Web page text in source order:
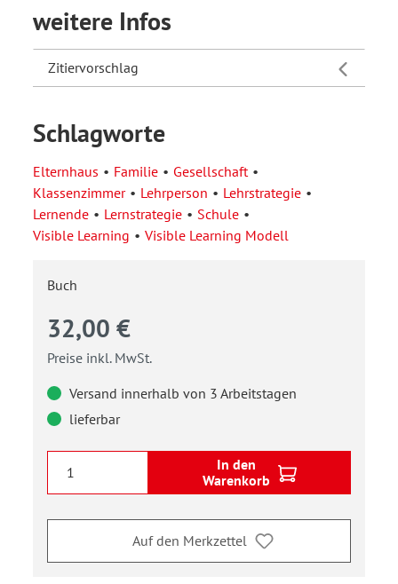
weitere Infos
Zitiervorschlag
Schlagworte
Elternhaus Familie
Gesellschaft
Klassenzimmer
Lehrperson
Lehrstrategie
Lernende
Lernstrategie
Schule
Visible Learning
Visible Learning Modell
Buch
32,00 €
Preise inkl. MwSt.
Versand innerhalb von 3 Arbeitstagen
lieferbar
In den
Warenkorb
Auf den Merkzettel